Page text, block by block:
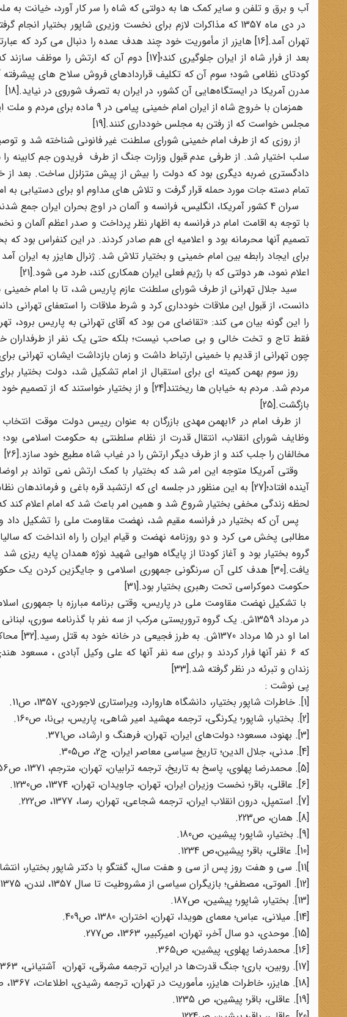
آب و برق و تلفن و سایر کمک ها به دولتی که شاه را سر کار آورد، خیانت به
در دی ماه 1357 که مذاکرات لازم برای نخست وزیری شاپور بختیار
تهران آمد.[16] هایزر از مأموریت خود چند هدف عمده را دنبال می
بعد از فرار شاه از ایران جلوگیری کند؛[17] دوم
کودتای نظامی شود؛ سوم آن که تکلیف قراردادهای فروش سلاح های پیشرفته
مدرن آمریکا در ایستگاه‌هایی آن کشور، در ایران به تصرف شوروی در نیاید.[18]
همزمان با خروج شاه از ایران امام
مجلس خواست که از رفتن به مجلس خودداری کنند.[19]
از روزی که از طرف امام خمینی شورای سلطنت غیر فانونی شناخته شد و توصیه
سلب اختیار شد. از طرفی عدم قبول وزارت جنگ از طرف فریدون جم کابینه
دادگستری ضربه دیگری بود که دولت را بیش از پیش متزلزل ساخت. بعد از
تمام دسته جات مورد حمله قرار گرفت و تلاش های مداوم او برای دستیابی به
سران 4 کشور آمریکا، انگلیس، فرانسه و آلمان در اوج بحران ایران جمع
با توجه به اقامت امام در فرانسه به اظهار نظر پرداخت و صدر اعظم آلمان
تصمیم آنها محرمانه بود و اعلامیه ای هم صادر کردند. در این کنفراس بود که
برای ایجاد رابطه بین امام خمینی و بختیار تلاش شد. ژنرال هایزر به ایران
اعلام نمود، هر دولتی که با رژیم فعلی ایران همکاری کند، طرد می شود.[21]
سید جلال تهرانی از طرف شورای سلطنت عازم پاریس شد، تا با امام خمینی
را این گونه بیان می کند: «تقاضای من بود که آقای تهرانی به پاریس
فقط تاج و تخت خالی و بی صاحب نیست؛ بلکه حتی یک نفر از طرفداران
چون تهرانی از قدیم با خمینی ارتباط داشت و زمان بازداشت ایشان، تهرانی
روز سوم بهمن کمیته ای برای استقبال از امام تشکیل شد، دولت بختیار
بازگشت.[25]
از طرف امام در 16بهمن مهدی بازرگان به عنوان رییس دولت
وظایف شورای انقلاب، انتقال قدرت از نظام سلطنتی به حکومت اسلامی
مخالفان را جلب کند و از طرف دیگر ارتش را در غیاب شاه مطیع خود سازد.[26]
وقتی آمریکا متوجه این امر شد که بختیار با کمک ارتش نمی تواند بر
آینده افتاد؛[27] به این منظور در جلسه ای که ارتشبد قره باغی و
لحظه زندگی مخفی بختیار شروع شد و همین امر باعث شد که امام اعلام کند که
پس آن که بختیار در فرانسه مقیم شد، نهضت مقاومت ملی را تشکیل
گروه بختیار بود و آغاز کودتا از پایگاه هوایی شهید نوژه همدان پایه
یافت.[30] هدف کلی آن سرنگونی جمهوری اسلامی و جایگزین کردن
حکومت دموکراسی تحت رهبری بختیار بود.[31]
با تشکیل نهضت مقاومت ملی در پاریس، وقتی برنامه مبارزه با جمهوری
در مرداد 1359ش. یک گروه تروریستی مرکب از سه نفر با گذرنامه سوری،
که 6 نفر آنها فرار کردند و برای سه نفر آنها که علی وکیل آبادی ،
زندان و تبرئه در نظر گرفته شد.[33]
پی نوشت :
[1]. خاطرات شاپور بختیار، دانشگاه هاروارد، ویراستاری لاجوردی، 1357، ص11.
[2]. بختیار، شاپور؛ یکرنگی، ترجمه مهشید امیر شاهی، پاریس، بی‌نا، ص160.
[3]. بهنود، مسعود؛ دولت‌های ایران، تهران، فرهنگ و ارشاد، ص371.
[4]. مدنی، جلال الدین؛ تاریخ سیاسی معاصر ایران، ج2، ص305.
[5]. محمدرضا پهلوی، پاسخ به تاریخ، ترجمه ترابیان، تهران، مترجم، 1371، ص356.
[6]. عاقلی، باقر؛ نخست وزیران ایران، تهران، جاویدان، تهران، 1374، ص1230.
[7]. استمپل، درون انقلاب ایران، ترجمه شجاعی، تهران، رسا، 1377، ص222.
[8]. همان، ص223.
[9]. بختیار، شاپور؛ پیشین، ص180.
[10]. عاقلی، باقر؛ پیشین،ص 1234.
]11]. سی و هفت روز پس از سی و هفت سال، گفتگو با دکتر شاپور بختیار، انتشارات رادیو ایران، چاپ پنجم، 1362، ص83.
[12]. الموتی، مصطفی؛ بازیگران سیاسی از مشروطیت تا سال 1357، لندن، 1375، ج3، ص266.
[13]. بختیار، شاپور؛ پیشین، ص187.
[14]. میلانی، عباس؛ معمای هویدا، تهران، اختران، 1380، ص409.
[15]. موحدی، دو سال آخر، تهران، امیرکبیر، 1363، ص277.
[16]. محمدرضا پهلوی، پیشین، ص365.
[17]. روبین، باری؛ جنگ قدرت‌ها در ایران، ترجمه مشرقی، تهران، آشتیانی، 1363، ص177.
[18]. هایزر، خاطرات هایزر، مأموریت در تهران، ترجمه رشیدی، اطلاعات، 1367، صص265ـ280.
[19]. عاقلی، باقر؛ پیشین، ص 1235.